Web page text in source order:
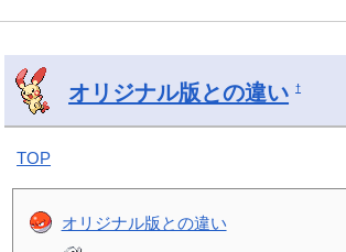
オリジナル版との違い †
TOP
オリジナル版との違い